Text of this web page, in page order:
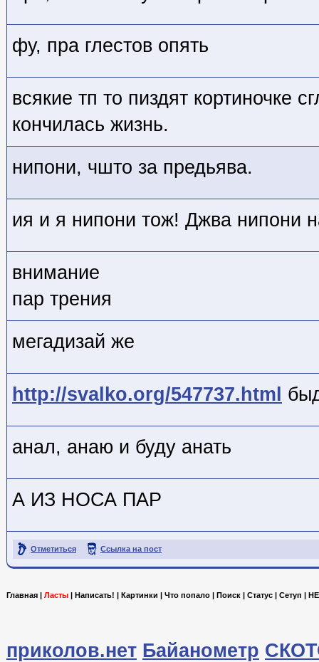
фу, пра глестов опять
всякие тп то пиздят кортиночке
кончилась жизнь.
нипони, чшто за предьява.
ия и я нипони тож! Джва нипони
внимание
пар трения
мегадизай же
http://svalko.org/547737.html
анал, анаю и буду анать
А ИЗ НОСА ПАР
Отметиться Ссылка на пост
Главная | Ласты | Написать! | Картинки | Что попало | Поиск | Статус | Сетуп |
приколов.нет Байанометр